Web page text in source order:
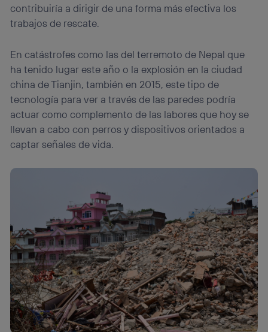
contribuiría a dirigir de una forma más efectiva los
trabajos de rescate.
En catástrofes como las del terremoto de Nepal que
ha tenido lugar este año o la explosión en la ciudad
china de Tianjin, también en 2015, este tipo de
tecnología para ver a través de las paredes podría
actuar como complemento de las labores que hoy se
llevan a cabo con perros y dispositivos orientados a
captar señales de vida.